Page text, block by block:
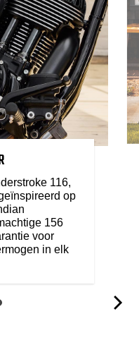
116,
op
156
voor
in elk